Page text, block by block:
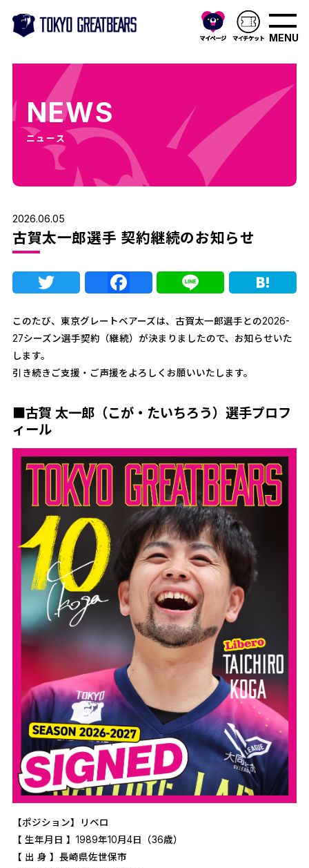
MENU
NEWS
ニュース
2026.06.05
古賀太一郎選手 契約継続のお知らせ
Twitter Facebook
Line
このたび、東京グレートベアーズは、古賀太一郎選手との2026-
27シーズン選手契約（継続）が決まりましたので、お知らせいた
します。
引き続きご支援・ご声援をよろしくお願いいたします。
■古賀 太一郎（こが・たいちろう）選手プロフ
ィール
【ポジション】リベロ
【 生年月日 】1989年10月4日（36歳）
【 出 身 】長崎県佐世保市